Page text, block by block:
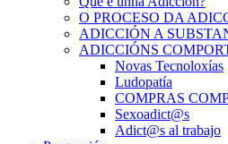
O PROCESO DA
ADICCIÓN A
ADICCIÓNS
Novas Tecnoloxías
Ludopatía
COMPRAS
Sexoadict@s
Adict@s al trabajo